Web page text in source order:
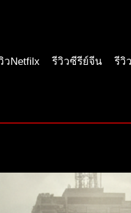
วNetfilx รีวิวซีรีย์จีน รีวิ